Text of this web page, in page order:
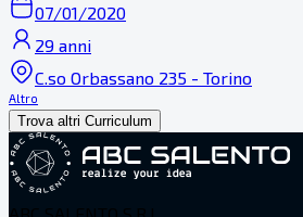
07/01/2020
29 anni
C.so Orbassano 235 - Torino
Altro
Trova altri Curriculum